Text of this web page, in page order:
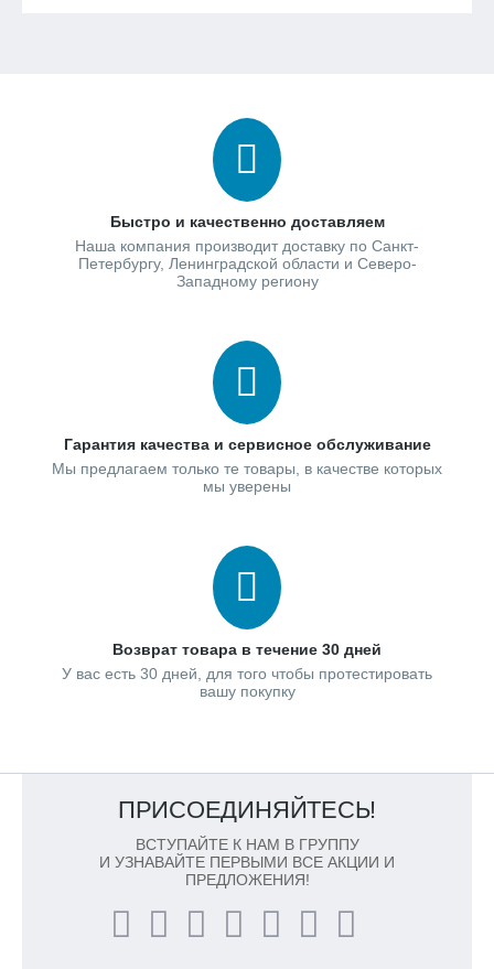
Быстро и качественно доставляем
Наша компания производит доставку по Санкт-
Петербургу, Ленинградской области и Северо-
Западному региону
Гарантия качества и сервисное обслуживание
Мы предлагаем только те товары, в качестве которых
мы уверены
Возврат товара в течение 30 дней
У вас есть 30 дней, для того чтобы протестировать
вашу покупку
ПРИСОЕДИНЯЙТЕСЬ!
ВСТУПАЙТЕ К НАМ В ГРУППУ
И УЗНАВАЙТЕ ПЕРВЫМИ ВСЕ АКЦИИ И
ПРЕДЛОЖЕНИЯ!